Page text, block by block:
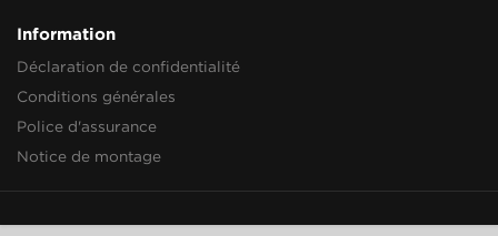
Information
Déclaration de confidentialité
Conditions générales
Police d'assurance
Notice de montage